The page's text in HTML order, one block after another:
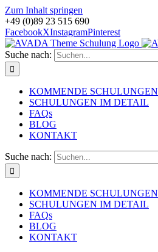
Zum Inhalt springen
+49 (0)89 23 515 690
FacebookXInstagramPinterest
Suche nach:
KOMMENDE SCHULUNGEN
SCHULUNGEN IM DETAIL
FAQs
BLOG
KONTAKT
Suche nach:
KOMMENDE SCHULUNGEN
SCHULUNGEN IM DETAIL
FAQs
BLOG
KONTAKT